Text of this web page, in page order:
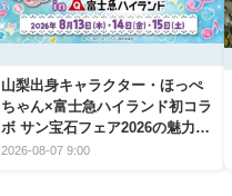
山梨出身キャラクター・ほっぺ
ちゃん×富士急ハイランド初コラ
ボ サン宝石フェア2026の魅力と
楽しみ方
2026-08-07 9:00